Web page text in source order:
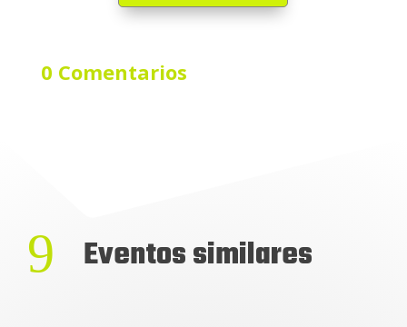
0 Comentarios
9 Eventos similares